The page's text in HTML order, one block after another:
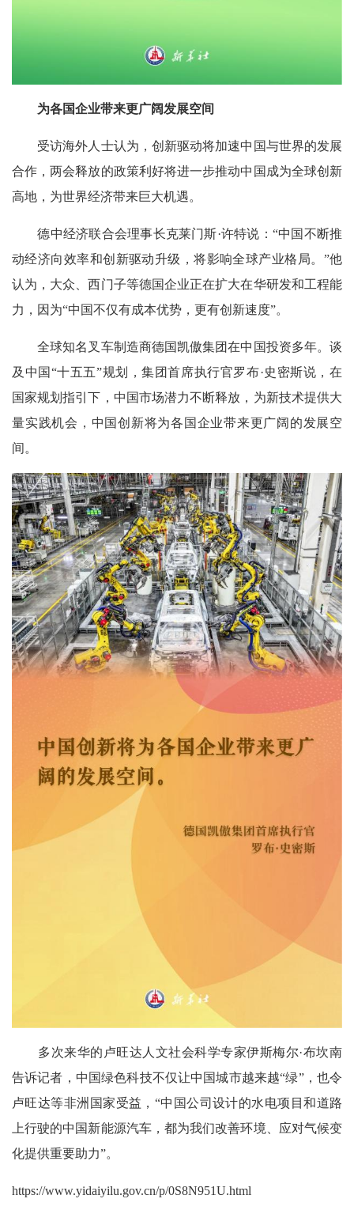
为各国企业带来更广阔发展空间
受访海外人士认为，创新驱动将加速中国与世界的发展
合作，两会释放的政策利好将进一步推动中国成为全球创新
高地，为世界经济带来巨大机遇。
德中经济联合会理事长克莱门斯·许特说：“中国不断推
动经济向效率和创新驱动升级，将影响全球产业格局。”他
认为，大众、西门子等德国企业正在扩大在华研发和工程能
力，因为“中国不仅有成本优势，更有创新速度”。
全球知名叉车制造商德国凯傲集团在中国投资多年。谈
及中国“十五五”规划，集团首席执行官罗布·史密斯说，在
国家规划指引下，中国市场潜力不断释放，为新技术提供大
量实践机会，中国创新将为各国企业带来更广阔的发展空
间。
多次来华的卢旺达人文社会科学专家伊斯梅尔·布坎南
告诉记者，中国绿色科技不仅让中国城市越来越“绿”，也令
卢旺达等非洲国家受益，“中国公司设计的水电项目和道路
上行驶的中国新能源汽车，都为我们改善环境、应对气候变
化提供重要助力”。
https://www.yidaiyilu.gov.cn/p/0S8N951U.html